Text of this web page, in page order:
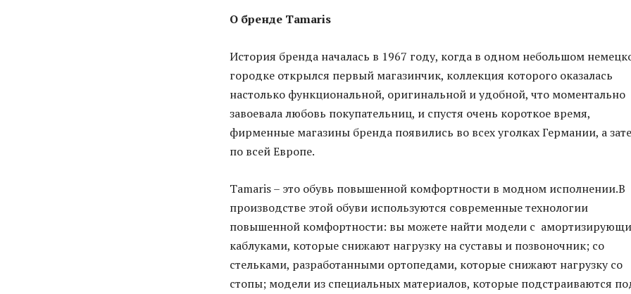
О бренде Tamaris
История бренда началась в 1967 году, когда в одном небольшом
городке открылся первый магазинчик, коллекция которого оказалась
настолько функциональной, оригинальной и удобной, что моментально
завоевала любовь покупательниц, и спустя очень короткое время,
фирменные магазины бренда появились во всех уголках Германии, а
по всей Европе.
Tamaris – это обувь повышенной комфортности в модном исполнении.В
производстве этой обуви используются современные технологии
повышенной комфортности: вы можете найти модели с
каблуками, которые снижают нагрузку на суставы и позвоночник; со
стельками, разработанными ортопедами, которые снижают нагрузку со
стопы; модели из специальных материалов, которые подстраиваются